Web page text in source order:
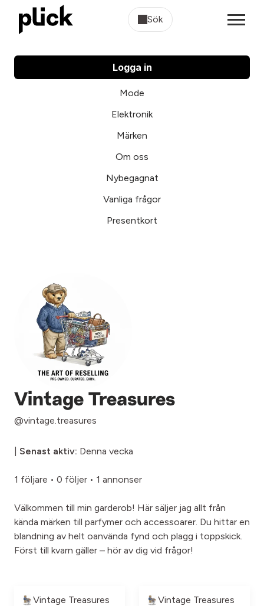
Sök
Logga in
Mode
Elektronik
Märken
Om oss
Nybegagnat
Vanliga frågor
Presentkort
Vintage Treasures
@vintage.treasures
Senast aktiv: Denna vecka
1 följare • 0 följer • 1 annonser
Välkommen till min garderob! Här säljer jag allt från
kända märken till parfymer och accessoarer. Du hittar en
blandning av helt oanvända fynd och plagg i toppskick.
Först till kvarn gäller – hör av dig vid frågor!
Vintage Treasures Vintage Treasures